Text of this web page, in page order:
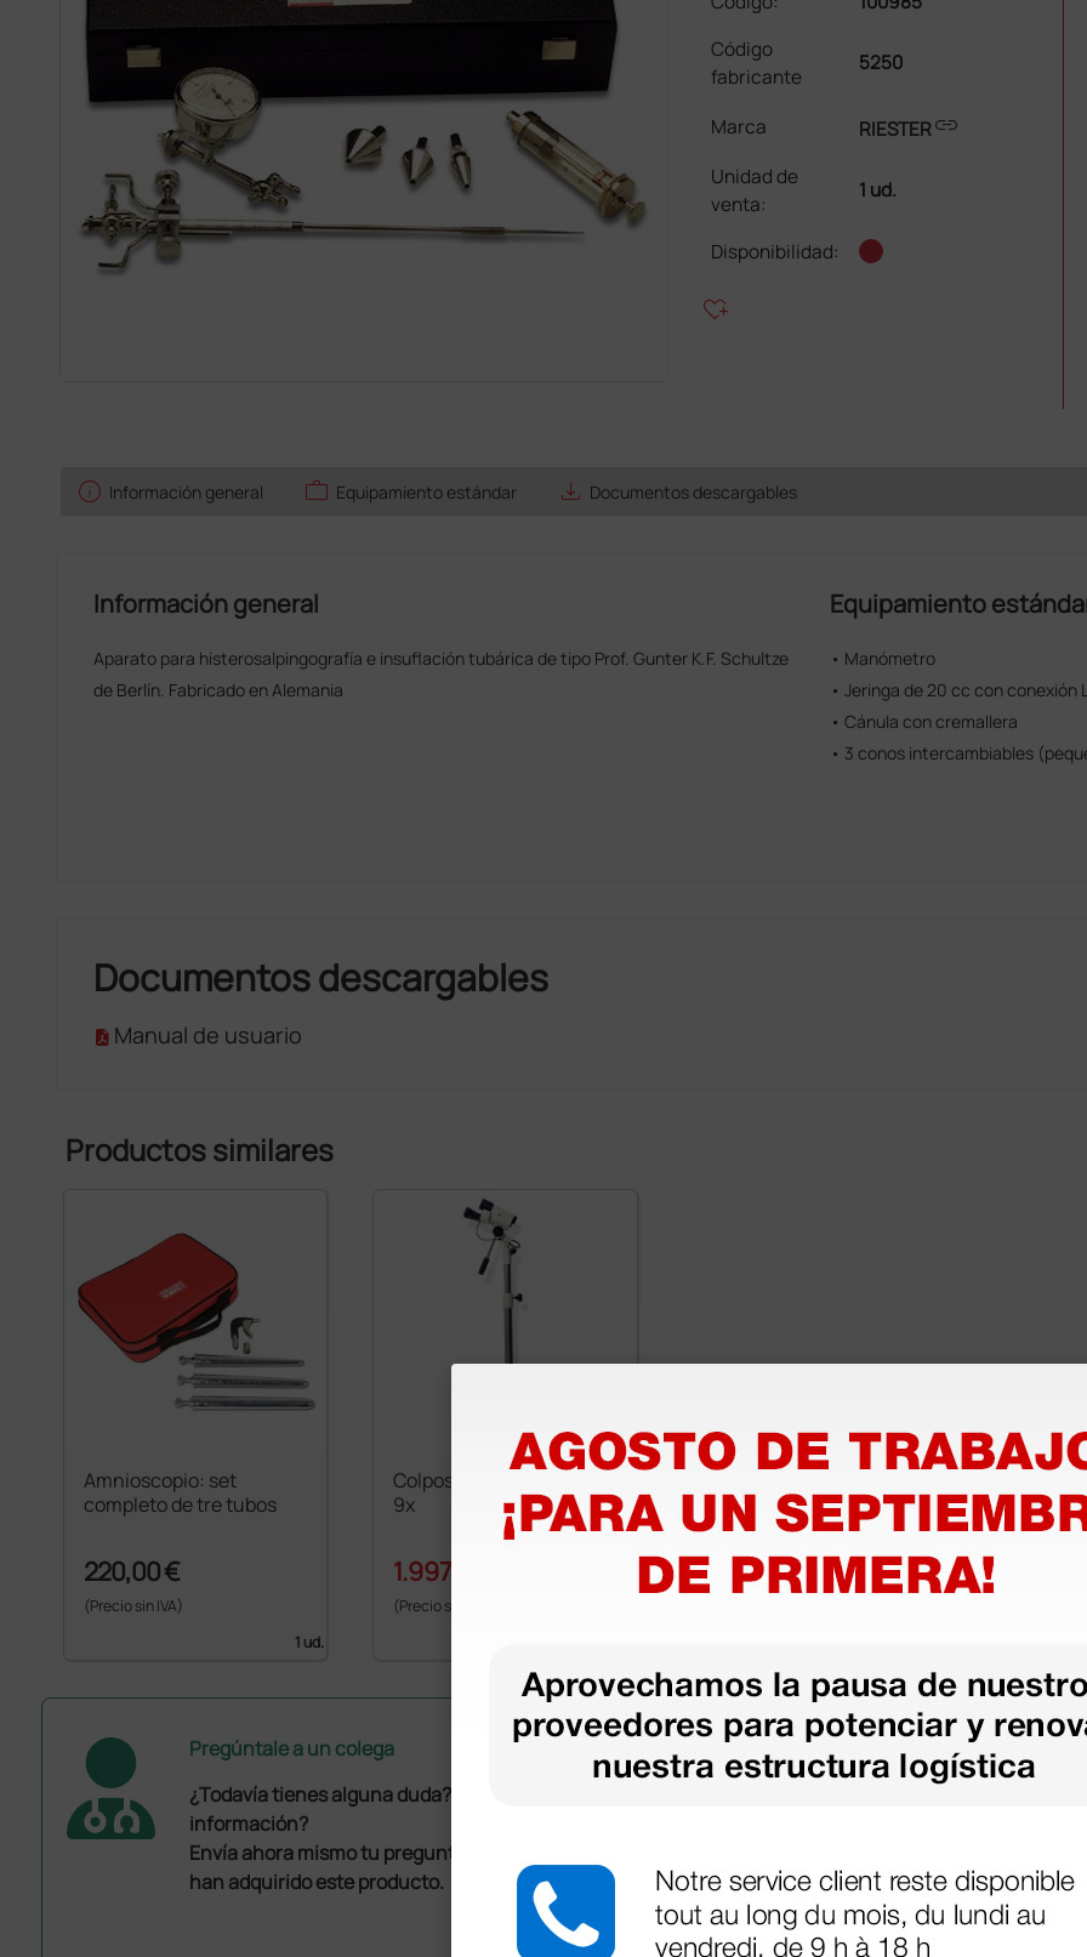
Código
fabricante
5250
Marca RIESTERlink
Unidad de
venta:
1 ud.
Disponibilidad:
heart_plus
info Información general work Equipamiento estándar save_alt Documentos descargables
Información general
Aparato para histerosalpingografía e insuflación tubárica de tipo Prof. Gunter K.F. Schultze
de Berlín. Fabricado en Alemania
Equipamiento
• Manómetro
• Jeringa de 20 cc con conexión
• Cánula con cremallera
• 3 conos intercambiables
Documentos descargables
Manual de usuario
Productos similares
Amnioscopio: set
completo de tre tubos
220,00 €
(Precio sin IVA)
1 ud.
Colposcopio led Alltion -
9x
1.997,60 €
(Precio sin IVA)
Pregúntale a un colega
¿Todavía tienes alguna duda? ¿Necesitas más
información?
Envía ahora mismo tu pregunta a los colegas que ya
han adquirido este producto.